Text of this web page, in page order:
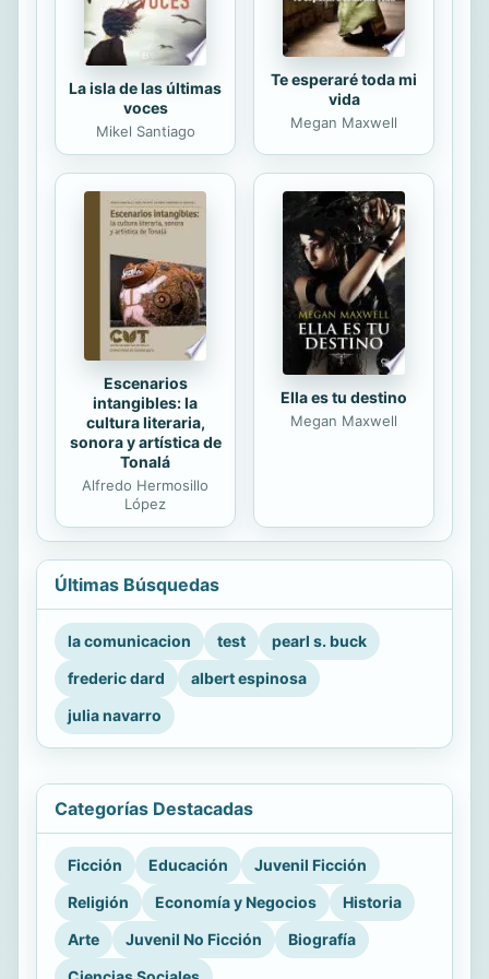
La isla de las últimas
voces
Mikel Santiago
Te esperaré toda mi
vida
Megan Maxwell
Escenarios
intangibles: la
cultura literaria,
sonora y artística de
Tonalá
Alfredo Hermosillo
López
Ella es tu destino
Megan Maxwell
Últimas Búsquedas
la comunicacion test
pearl s. buck
frederic dard
albert espinosa
julia navarro
Categorías Destacadas
Ficción Educación
Juvenil Ficción
Religión
Economía y Negocios
Historia
Arte
Juvenil No Ficción
Biografía